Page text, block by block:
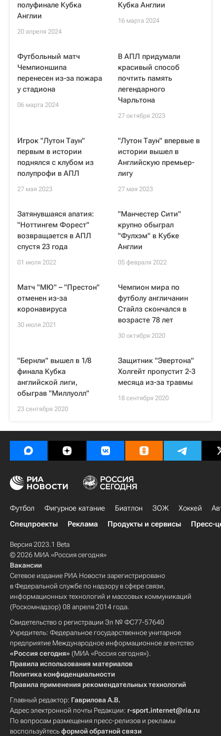
полуфинале Кубка
Англии
20 апреля 2024
Кубка Англии
16 марта 2024
Футбольный матч
Чемпионшипа
перенесен из-за пожара
у стадиона
06 марта 2024
В АПЛ придумали
красивый способ
почтить память
легендарного
Чарльтона
27 октября 2023
Игрок "Лутон Таун"
первым в истории
поднялся с клубом из
полупрофи в АПЛ
27 мая 2023
"Лутон Таун" впервые в
истории вышел в
Английскую премьер-
лигу
27 мая 2023
Затянувшаяся апатия:
"Ноттингем Форест"
возвращается в АПЛ
спустя 23 года
01 июля 2022
"Манчестер Сити"
крупно обыграл
"Фулхэм" в Кубке
Англии
05 февраля 2022
Матч "МЮ" – "Престон"
отменен из-за
коронавируса
30 июля 2021
Чемпион мира по
футболу англичанин
Стайлз скончался в
возрасте 78 лет
30 октября 2020
"Бернли" вышел в 1/8
финала Кубка
английской лиги,
обыграв "Миллуолл"
23 сентября 2020
Защитник "Эвертона"
Холгейт пропустит 2-3
месяца из-за травмы
18 сентября 2020
Футбол Фигурное катание Биатлон ЗОЖ Хоккей
Спецпроекты
Реклама Продукты и сервисы Пресс-
Версия 2023.1 Beta
© 2026 МИА «Россия сегодня»
Вакансии
Сетевое издание РИА Новости зарегистрировано
в Федеральной службе по надзору в сфере связи,
информационных технологий и массовых коммуникаций
(Роскомнадзор) 08 апреля 2014 года.
Свидетельство о регистрации Эл № ФС77-57640
Учредитель: Федеральное государственное унитарное
предприятие Международное информационное агентство
«Россия сегодня» (МИА «Россия сегодня»).
Правила использования материалов
Политика конфиденциальности
Правила применения рекомендательных технологий
Главный редактор: Гаврилова А.В.
Адрес электронной почты Редакции: r-sport.internet@ria.ru
По вопросам размещения пресс-релизов и рекламы
воспользуйтесьформой обратной связи